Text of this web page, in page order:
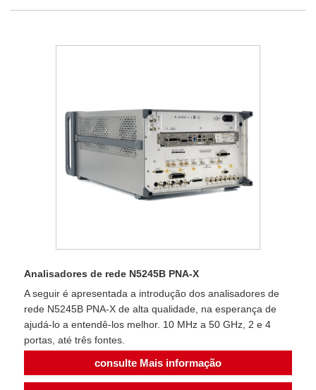
Analisadores de rede N5245B PNA-X
A seguir é apresentada a introdução dos analisadores de
rede N5245B PNA-X de alta qualidade, na esperança de
ajudá-lo a entendê-los melhor. 10 MHz a 50 GHz, 2 e 4
portas, até três fontes.
consulte Mais informação